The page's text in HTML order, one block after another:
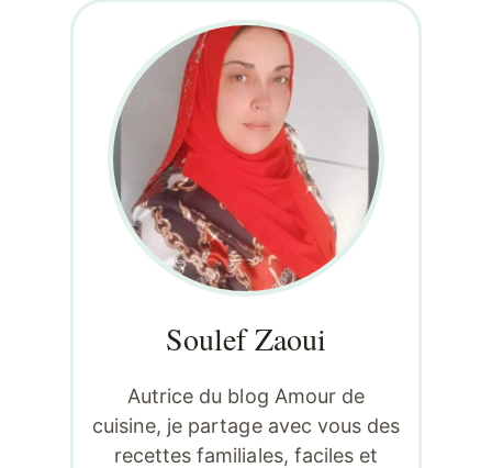
Soulef Zaoui
Autrice du blog Amour de
cuisine, je partage avec vous des
recettes familiales, faciles et